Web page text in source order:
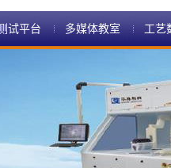
试平台 多媒体教室 工艺